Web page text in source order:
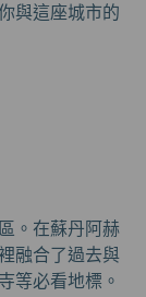
與這座城市的
。在蘇丹阿赫
融合了過去與
等必看地標。